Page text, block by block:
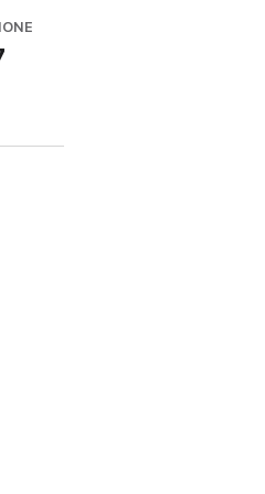
forza,